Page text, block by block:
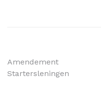
Amendement
Startersleningen